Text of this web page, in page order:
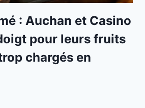
: Auchan et Casino
pour leurs fruits
chargés en